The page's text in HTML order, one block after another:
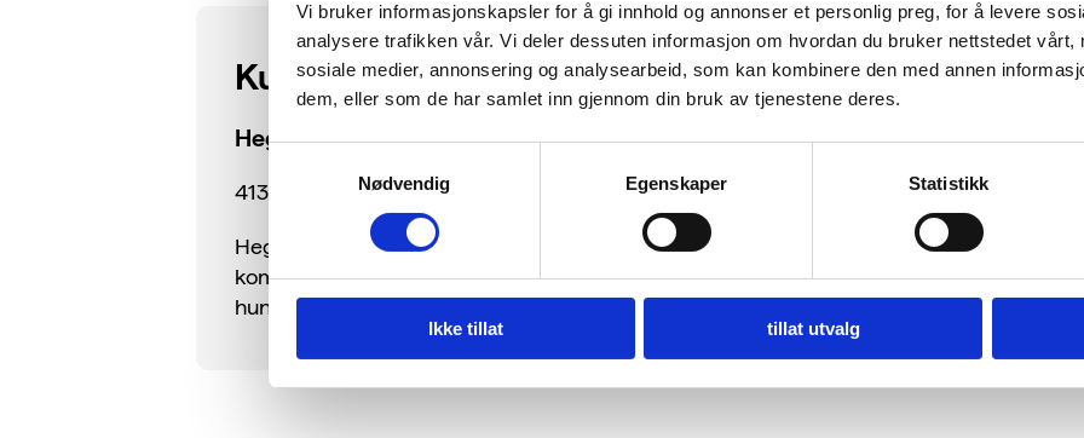
Vi bruker informasjonskapsler for å gi innhold og annonser et personlig preg, for å levere
analysere trafikken vår. Vi deler dessuten informasjon om hvordan du bruker nettstedet vårt,
sosiale medier, annonsering og analysearbeid, som kan kombinere den med annen
dem, eller som de har samlet inn gjennom din bruk av tjenestene deres.
Samtykkevalg
Nødvendig
Egenskaper Statistikk
Ikke tillat tillat utvalg
Kursholder
Hege Sletnes
413 03 290 // hege(a)leanspire.no
Hege Sletnes er utdannet Siv. ing. fra NTNU og har over 20 års erfaring fra større
kompetanse på kvalitetsledelse og HMS (inkl. ytre miljø) i tillegg til mange års erfaring
hun i eget selskap og holder kurs i bærekraft og Grønn Lean i tillegg til kurset Bli